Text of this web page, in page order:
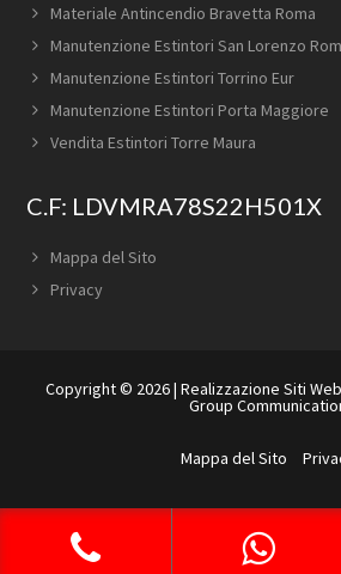
Materiale Antincendio Bravetta Roma
Manutenzione Estintori San Lorenzo
Manutenzione Estintori Torrino Eur
Manutenzione Estintori Porta Maggiore
Vendita Estintori Torre Maura
C.F: LDVMRA78S22H501X
Mappa del Sito
Privacy
Copyright © 2026 | Realizzazione Siti Web
Group
Mappa del Sito